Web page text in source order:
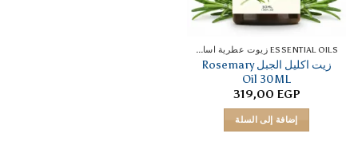
ESSENTIAL OILS زيوت عطرية اساسية
زيت اكليل الجبل Rosemary
Oil 30ML
319,00 EGP
إضافة إلى السلة